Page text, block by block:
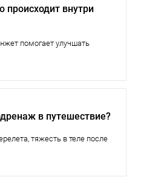
происходит внутри
помогает улучшать
В статье простым
объясняем
массажа и рассказываем,
с работой мышечного
в путешествие?
тяжесть в теле после
стресс от смены часовых
дарят нам незабываемые
системы они часто